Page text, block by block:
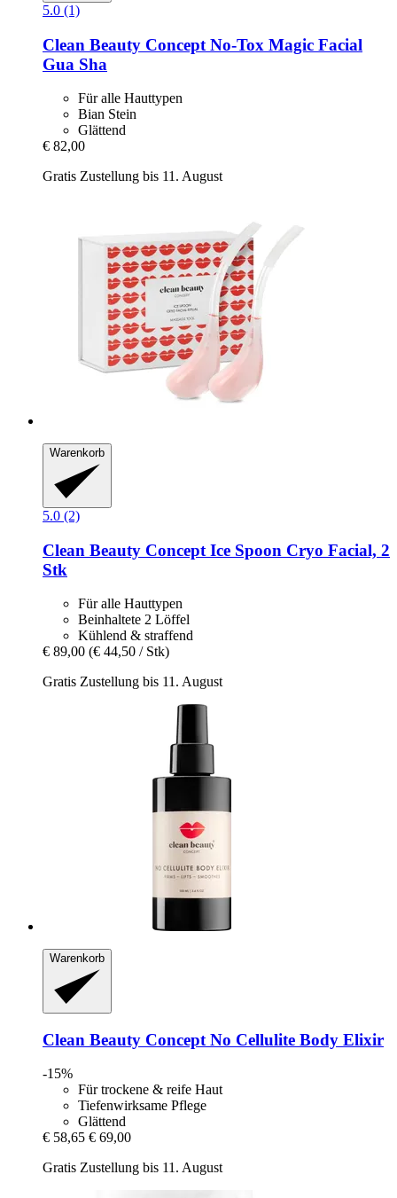
5.0 (1)
Clean Beauty Concept No-​Tox Magic Facial
Gua Sha
Für alle Hauttypen
Bian Stein
Glättend
€ 82,00
Gratis Zustellung bis 11. August
Warenkorb
5.0 (2)
Clean Beauty Concept Ice Spoon Cryo Facial, 2
Stk
Für alle Hauttypen
Beinhaltete 2 Löffel
Kühlend & straffend
€ 89,00 (€ 44,50 / Stk)
Gratis Zustellung bis 11. August
Warenkorb
Clean Beauty Concept No Cellulite Body Elixir
-15%
Für trockene & reife Haut
Tiefenwirksame Pflege
Glättend
€ 58,65 € 69,00
Gratis Zustellung bis 11. August